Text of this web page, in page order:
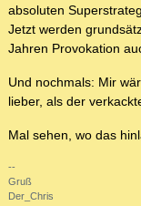
absoluten
Jetzt werden
Jahren Provokation
Und nochmals: Mir
lieber, als der
Mal sehen, wo das
--
Gruß
Der_Chris